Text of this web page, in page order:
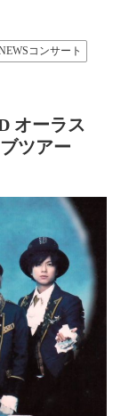
コンサート
オーラス
ツアー